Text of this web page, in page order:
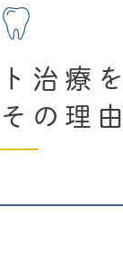
治療
の理